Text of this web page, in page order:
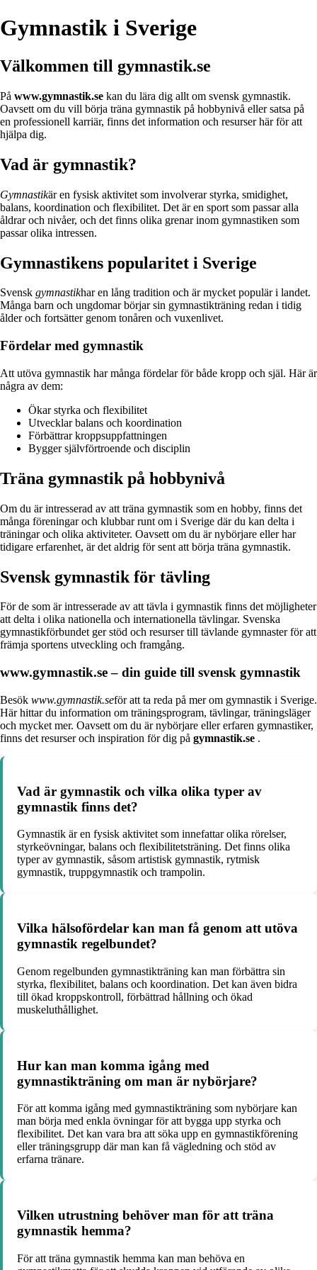
Gymnastik i Sverige
Välkommen till gymnastik.se
På www.gymnastik.se kan du lära dig allt om svensk gymnastik.
Oavsett om du vill börja träna gymnastik på hobbynivå eller satsa på
en professionell karriär, finns det information och resurser här för att
hjälpa dig.
Vad är gymnastik?
Gymnastikär en fysisk aktivitet som involverar styrka, smidighet,
balans, koordination och flexibilitet. Det är en sport som passar alla
åldrar och nivåer, och det finns olika grenar inom gymnastiken som
passar olika intressen.
Gymnastikens popularitet i Sverige
Svensk gymnastikhar en lång tradition och är mycket populär i landet.
Många barn och ungdomar börjar sin gymnastikträning redan i tidig
ålder och fortsätter genom tonåren och vuxenlivet.
Fördelar med gymnastik
Att utöva gymnastik har många fördelar för både kropp och själ. Här är
några av dem:
Ökar styrka och flexibilitet
Utvecklar balans och koordination
Förbättrar kroppsuppfattningen
Bygger självförtroende och disciplin
Träna gymnastik på hobbynivå
Om du är intresserad av att träna gymnastik som en hobby, finns det
många föreningar och klubbar runt om i Sverige där du kan delta i
träningar och olika aktiviteter. Oavsett om du är nybörjare eller har
tidigare erfarenhet, är det aldrig för sent att börja träna gymnastik.
Svensk gymnastik för tävling
För de som är intresserade av att tävla i gymnastik finns det möjligheter
att delta i olika nationella och internationella tävlingar. Svenska
gymnastikförbundet ger stöd och resurser till tävlande gymnaster för att
främja sportens utveckling och framgång.
www.gymnastik.se – din guide till svensk gymnastik
Besök www.gymnastik.seför att ta reda på mer om gymnastik i Sverige.
Här hittar du information om träningsprogram, tävlingar, träningsläger
och mycket mer. Oavsett om du är nybörjare eller erfaren gymnastiker,
finns det resurser och inspiration för dig på gymnastik.se .
Vad är gymnastik och vilka olika typer av
gymnastik finns det?
Gymnastik är en fysisk aktivitet som innefattar olika rörelser,
styrkeövningar, balans och flexibilitetsträning. Det finns olika
typer av gymnastik, såsom artistisk gymnastik, rytmisk
gymnastik, truppgymnastik och trampolin.
Vilka hälsofördelar kan man få genom att utöva
gymnastik regelbundet?
Genom regelbunden gymnastikträning kan man förbättra sin
styrka, flexibilitet, balans och koordination. Det kan även bidra
till ökad kroppskontroll, förbättrad hållning och ökad
muskeluthållighet.
Hur kan man komma igång med
gymnastikträning om man är nybörjare?
För att komma igång med gymnastikträning som nybörjare kan
man börja med enkla övningar för att bygga upp styrka och
flexibilitet. Det kan vara bra att söka upp en gymnastikförening
eller träningsgrupp där man kan få vägledning och stöd av
erfarna tränare.
Vilken utrustning behöver man för att träna
gymnastik hemma?
För att träna gymnastik hemma kan man behöva en